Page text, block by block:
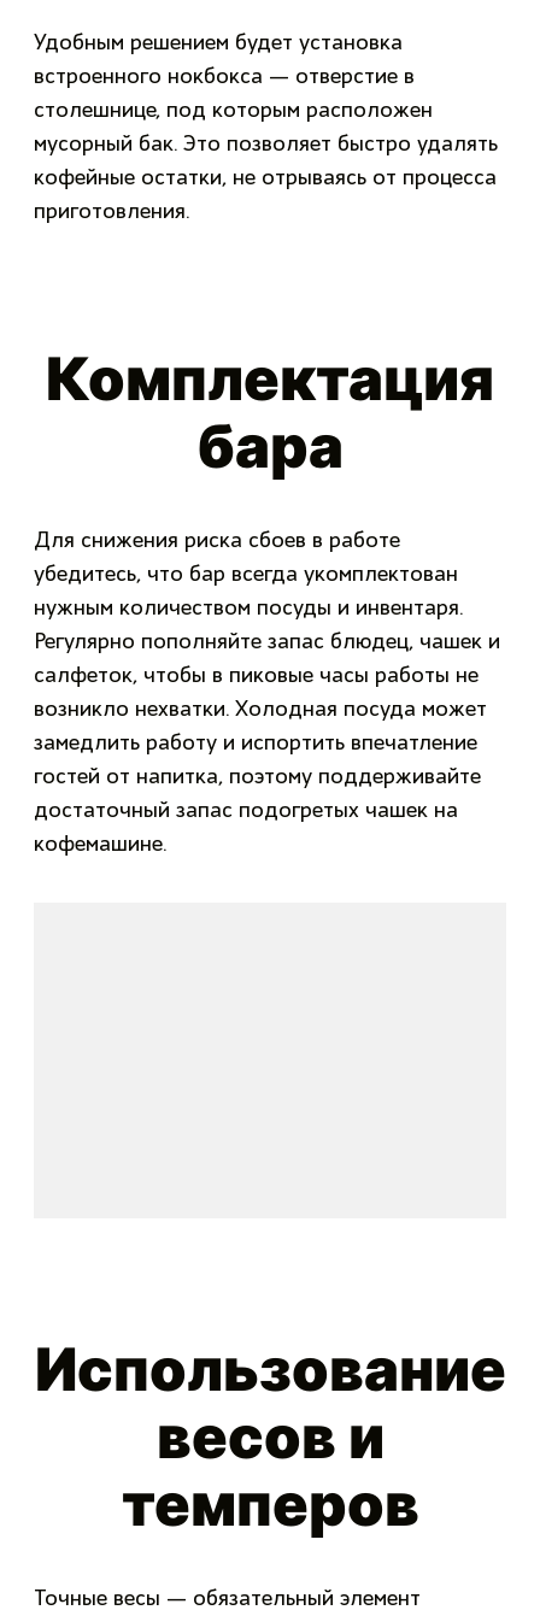
Удобным решением будет установка
встроенного нокбокса — отверстие в
столешнице, под которым расположен
мусорный бак. Это позволяет быстро удалять
кофейные остатки, не отрываясь от процесса
приготовления.
Комплектация
бара
Для снижения риска сбоев в работе
убедитесь, что бар всегда укомплектован
нужным количеством посуды и инвентаря.
Регулярно пополняйте запас блюдец, чашек и
салфеток, чтобы в пиковые часы работы не
возникло нехватки. Холодная посуда может
замедлить работу и испортить впечатление
гостей от напитка, поэтому поддерживайте
достаточный запас подогретых чашек на
кофемашине.
Использование
весов и
темперов
Точные весы — обязательный элемент